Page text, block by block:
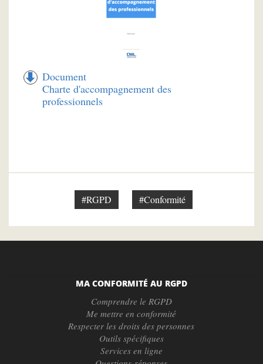
Document
Charte d'accompagnement des
professionnels
#RGPD #Conformité
MA CONFORMITÉ AU RGPD
Comprendre le RGPD
Me mettre en conformité
Respecter les droits des personnes
Outils spécifiques
Services en ligne